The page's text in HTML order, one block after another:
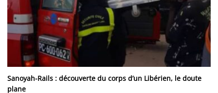
Sanoyah-Rails : découverte du corps d’un Libérien, le doute
plane